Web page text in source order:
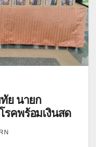
ย นายก
คพร้อมเงินสด